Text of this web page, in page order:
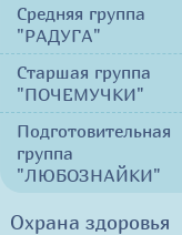
Средняя группа
"РАДУГА"
Старшая группа
"ПОЧЕМУЧКИ"
Подготовительная
группа
"ЛЮБОЗНАЙКИ"
Охрана здоровья